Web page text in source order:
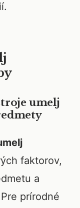
umelj
faktorov,
a
prírodné